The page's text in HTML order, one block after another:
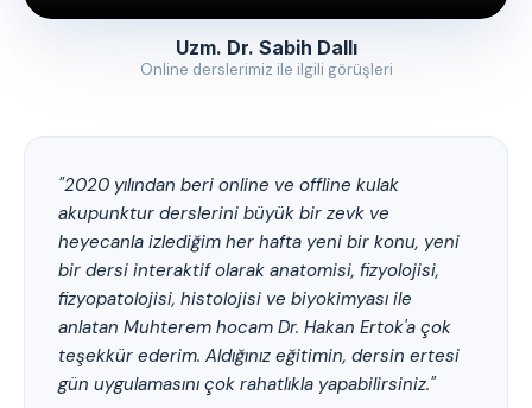
Uzm. Dr. Sabih Dallı
Online derslerimiz ile ilgili görüşleri
"2020 yılından beri online ve offline kulak
akupunktur derslerini büyük bir zevk ve
heyecanla izlediğim her hafta yeni bir konu, yeni
bir dersi interaktif olarak anatomisi, fizyolojisi,
fizyopatolojisi, histolojisi ve biyokimyası ile
anlatan Muhterem hocam Dr. Hakan Ertok'a çok
teşekkür ederim. Aldığınız eğitimin, dersin ertesi
gün uygulamasını çok rahatlıkla yapabilirsiniz."